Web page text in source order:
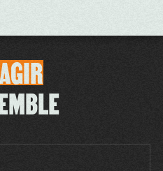
AGIR